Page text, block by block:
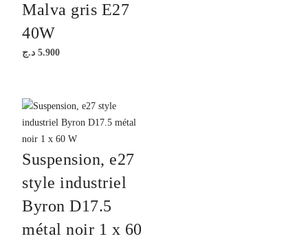
Malva gris E27
40W
5.900 د.ج
Suspension, e27
style industriel
Byron D17.5
métal noir 1 x 60